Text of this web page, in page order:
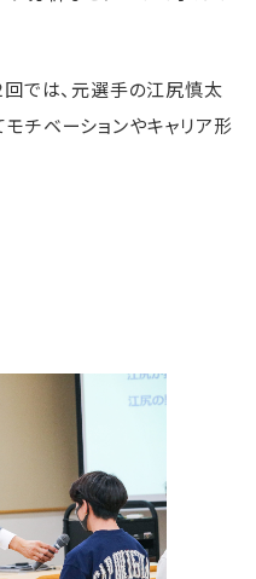
回では、元選手の江尻慎太
チベーションやキャリア形